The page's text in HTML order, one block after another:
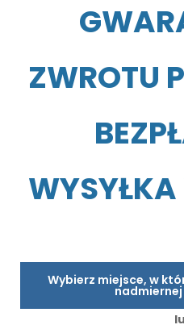
ZWROTU
WYSYŁKA
Wybierz miejsce, w